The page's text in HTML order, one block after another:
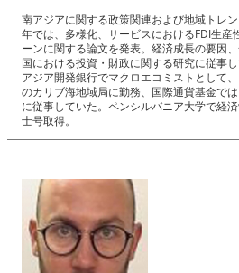
南アジアに関する政策関連および地域トレ
年では、多様化、サービスにおけるFDI生産
ーンに関する論文を発表。経済成長の要因
国における投資・財政に関する研究に従事
アジア開発銀行でマクロエコミストとして
のカリブ海地域局に勤務、国際通貨基金で
に従事していた。ペンシルバニア大学で経
士号取得。